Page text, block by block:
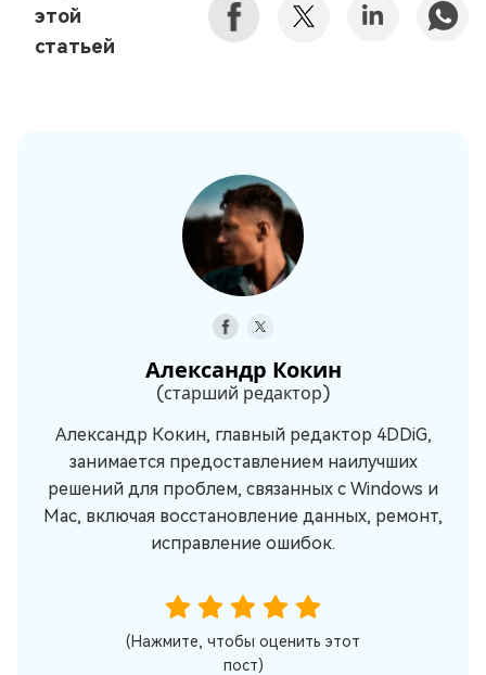
этой
статьей
Александр Кокин
(старший редактор)
Александр Кокин, главный редактор 4DDiG,
занимается предоставлением наилучших
решений для проблем, связанных с Windows и
Mac, включая восстановление данных, ремонт,
исправление ошибок.
(Нажмите, чтобы оценить этот
пост)